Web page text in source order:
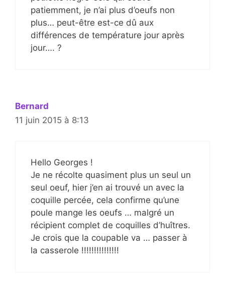
patiemment, je n’ai plus d’oeufs non
plus… peut-être est-ce dû aux
différences de température jour après
jour…. ?
Bernard
11 juin 2015 à 8:13
Hello Georges !
Je ne récolte quasiment plus un seul un
seul oeuf, hier j’en ai trouvé un avec la
coquille percée, cela confirme qu’une
poule mange les oeufs … malgré un
récipient complet de coquilles d’huîtres.
Je crois que la coupable va … passer à
la casserole !!!!!!!!!!!!!!!